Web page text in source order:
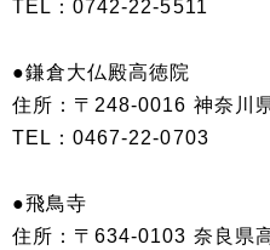
TEL：0742-22-5511
●鎌倉大仏殿高徳院
住所：〒248-0016 神奈川
TEL：0467-22-0703
●飛鳥寺
住所：〒634-0103 奈良県